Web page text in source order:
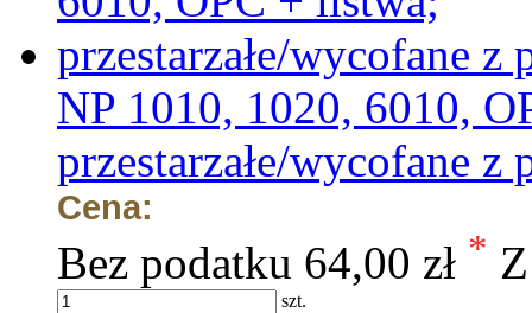
NP 1010, 1020, 6010,
przestarzałe/wycofane z
Cena:
Bez podatku 64,00 zł *
szt.